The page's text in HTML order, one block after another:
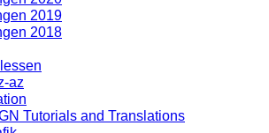
2019
2018
az
Tutorials and Translations